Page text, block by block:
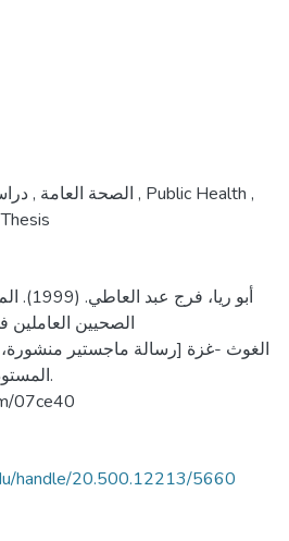
الصحة العامة , , Public Health ,
أبو
الصحيين
الغوث -غزة [رسالة ماجستير
07ce40
handle/20.500.12213/5660